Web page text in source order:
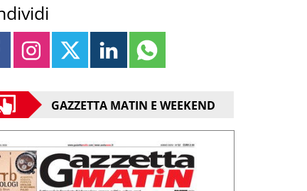
GAZZETTA MATIN E WEEKEND